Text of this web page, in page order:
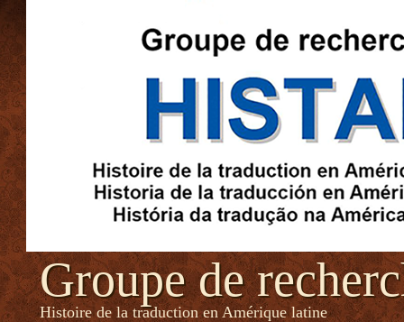
Groupe de
Histoire de la traduction en Amérique latine